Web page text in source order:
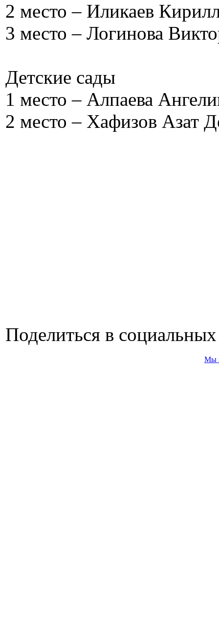
2 место – Иликаев
3 место – Логинова
Детские сады
1 место – Алпаева
2 место – Хафизов
Поделиться в социальных
Мы